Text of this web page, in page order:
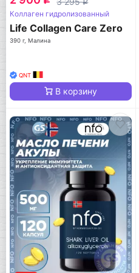
q
Коллаген гидролизованный
Life Collagen Care Zero
390 г, Малина
QNT
В корзину